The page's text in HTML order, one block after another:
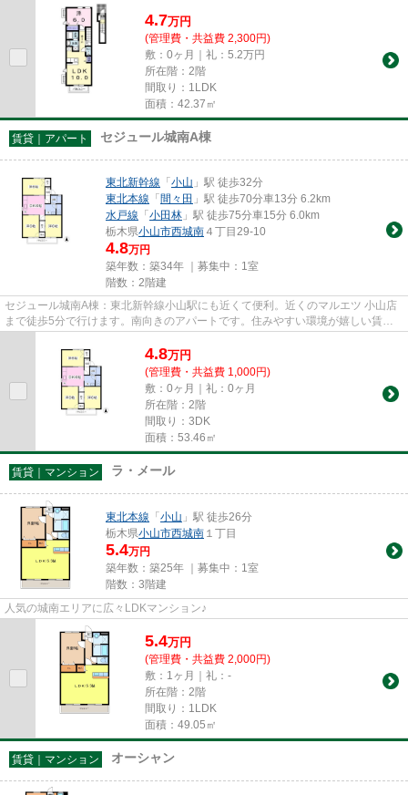
4.7万円
(管理費・共益費 2,300円)
敷：0ヶ月｜礼：5.2万円
所在階：2階
間取り：1LDK
面積：42.37㎡
賃貸｜アパート セジュール城南A棟
東北新幹線 「小山 」駅 徒歩32分
東北本線 「間々田 」駅 徒歩70分車13分 6.2km
水戸線 「小田林 」駅 徒歩75分車15分 6.0km
栃木県小山市西城南 ４丁目29-10
4.8万円
築年数：築34年 ｜募集中： 1室
階数：2階建
セジュール城南A棟：東北新幹線小山駅にも近くて便利。近くのマルエツ 小山店
まで徒歩5分で行けます。南向きのアパートです。住みやすい環境が嬉しい賃貸
物件です。新生活を始めるため...
4.8万円
(管理費・共益費 1,000円)
敷：0ヶ月｜礼：0ヶ月
所在階：2階
間取り：3DK
面積：53.46㎡
賃貸｜マンション ラ・メール
東北本線 「小山 」駅 徒歩26分
栃木県小山市西城南 １丁目
5.4万円
築年数：築25年 ｜募集中： 1室
階数：3階建
人気の城南エリアに広々LDKマンション♪
5.4万円
(管理費・共益費 2,000円)
敷：1ヶ月｜礼：-
所在階：2階
間取り：1LDK
面積：49.05㎡
賃貸｜マンション オーシャン